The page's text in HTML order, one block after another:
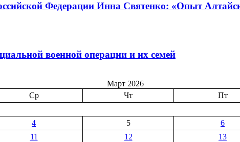
Федерации Инна Святенко: «Опыт
военной операции и их семей
Март 2026
Ср Чт Пт
4 5 6
11 12 13